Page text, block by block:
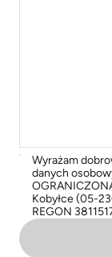
Wyrażam
danych
Kobyłce (05-
REGON